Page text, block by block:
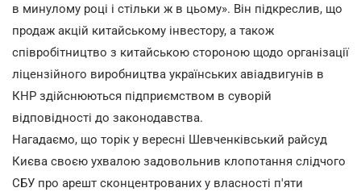
в минулому році і стільки ж в цьому». Він підкреслив, що
продаж акцій китайському інвестору, а також
співробітництво з китайською стороною щодо організації
ліцензійного виробництва українських авіадвигунів в
КНР здійснюються підприємством в суворій
відповідності до законодавства.
Нагадаємо, що торік у вересні Шевченківський райсуд
Києва своєю ухвалою задовольнив клопотання слідчого
СБУ про арешт сконцентрованих у власності п'яти